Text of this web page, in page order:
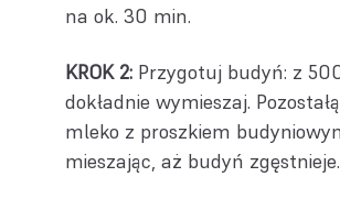
na ok. 30 min.
KROK 2: Przygotuj budyń: z
dokładnie wymieszaj.
mleko z proszkiem
mieszając, aż budyń